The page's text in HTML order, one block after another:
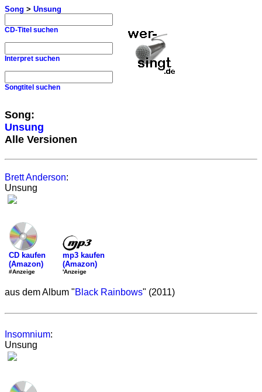
Song > Unsung
CD-Titel suchen
Interpret suchen
Songtitel suchen
Song:
Unsung
Alle Versionen
Brett Anderson:
Unsung
CD kaufen
(Amazon)
#Anzeige
mp3 kaufen
(Amazon)
'Anzeige
aus dem Album "Black Rainbows" (2011)
Insomnium:
Unsung